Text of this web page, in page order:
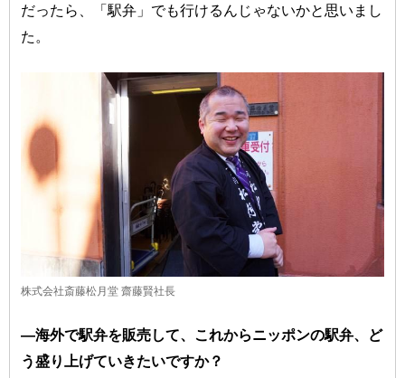
だったら、「駅弁」でも行けるんじゃないかと思いまし
た。
株式会社斎藤松月堂 齋藤賢社長
―海外で駅弁を販売して、これからニッポンの駅弁、ど
う盛り上げていきたいですか？